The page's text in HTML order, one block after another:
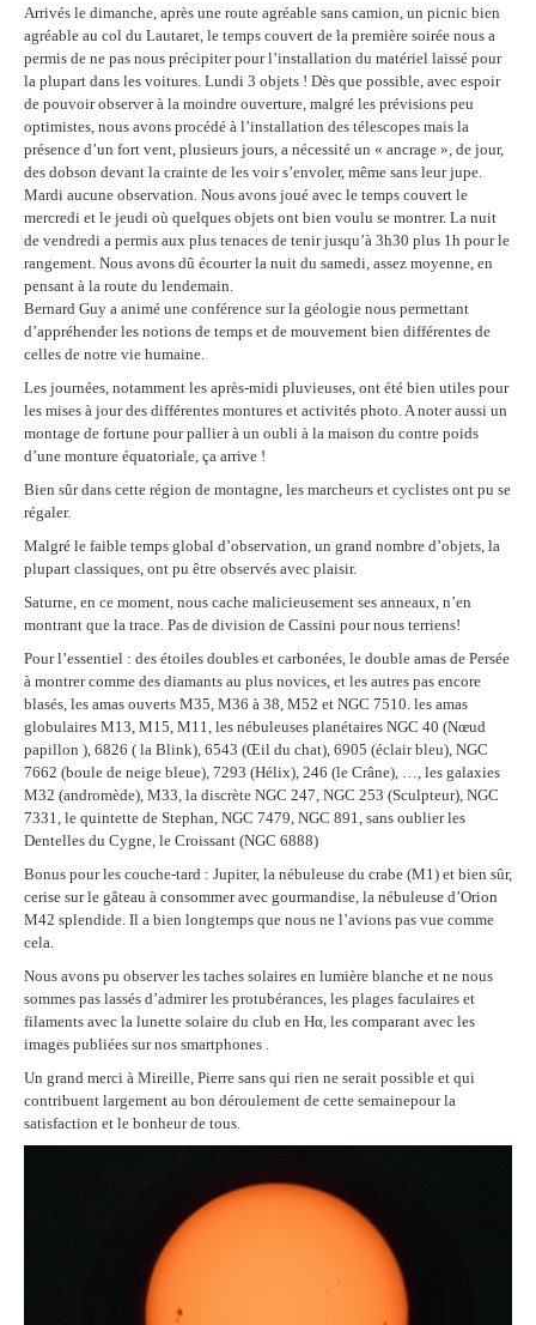
Arrivés le dimanche, après une route agréable sans camion, un picnic bien
agréable au col du Lautaret, le temps couvert de la première soirée nous a
permis de ne pas nous précipiter pour l’installation du matériel laissé pour
la plupart dans les voitures. Lundi 3 objets ! Dès que possible, avec espoir
de pouvoir observer à la moindre ouverture, malgré les prévisions peu
optimistes, nous avons procédé à l’installation des télescopes mais la
présence d’un fort vent, plusieurs jours, a nécessité un « ancrage », de jour,
des dobson devant la crainte de les voir s’envoler, même sans leur jupe.
Mardi aucune observation. Nous avons joué avec le temps couvert le
mercredi et le jeudi où quelques objets ont bien voulu se montrer. La nuit
de vendredi a permis aux plus tenaces de tenir jusqu’à 3h30 plus 1h pour le
rangement. Nous avons dû écourter la nuit du samedi, assez moyenne, en
pensant à la route du lendemain.
Bernard Guy a animé une conférence sur la géologie nous permettant
d’appréhender les notions de temps et de mouvement bien différentes de
celles de notre vie humaine.
Les journées, notamment les après-midi pluvieuses, ont été bien utiles pour
les mises à jour des différentes montures et activités photo.A noter aussi un
montage de fortune pour pallier à un oubli à la maison du contre poids
d’une monture équatoriale, ça arrive !
Bien sûr dans cette région de montagne, les marcheurs et cyclistes ont pu se
régaler.
Malgré le faible temps global d’observation, un grand nombre d’objets, la
plupart classiques, ont pu être observés avec plaisir.
Saturne, en ce moment, nous cache malicieusement ses anneaux, n’en
montrant que la trace. Pas de division de Cassini pour nous terriens!
Pour l’essentiel : des étoiles doubles et carbonées, le double amas de Persée
à montrer comme des diamants au plus novices, et les autres pas encore
blasés, les amas ouverts M35, M36 à 38, M52 et NGC 7510. les amas
globulaires M13, M15, M11, les nébuleuses planétaires NGC 40 (Nœud
papillon ), 6826 ( la Blink), 6543 (Œil du chat), 6905 (éclair bleu), NGC
7662 (boule de neige bleue), 7293 (Hélix), 246 (le Crâne), …, les galaxies
M32 (andromède), M33, la discrète NGC 247, NGC 253 (Sculpteur), NGC
7331, le quintette de Stephan, NGC 7479, NGC 891, sans oublier les
Dentelles du Cygne, le Croissant (NGC 6888)
Bonus pour les couche-tard : Jupiter, la nébuleuse du crabe (M1) et bien sûr,
cerise sur le gâteau à consommer avec gourmandise, la nébuleuse d’Orion
M42 splendide. Il a bien longtemps que nous ne l’avions pas vue comme
cela.
Nous avons pu observer les taches solaires en lumière blanche et ne nous
sommes pas lassés d’admirer les protubérances, les plages faculaires et
filaments avec la lunette solaire du club en Hα, les comparant avec les
images publiées sur nos smartphones .
Un grand merci à Mireille, Pierre sans qui rien ne serait possible et qui
contribuent largement au bon déroulement de cette semainepour la
satisfaction et le bonheur de tous.